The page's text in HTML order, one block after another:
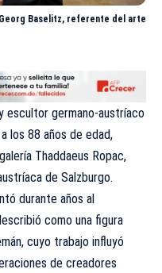
Baselitz, referente del arte
escultor germano-austríaco
los 88 años de edad,
Thaddaeus Ropac,
de Salzburgo.
durante años al
como una figura
cuyo trabajo influyó
de creadores